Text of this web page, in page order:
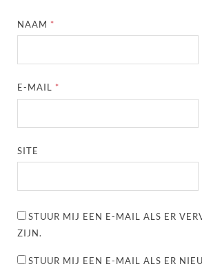
NAAM *
E-MAIL *
SITE
STUUR MIJ EEN E-MAIL ALS ER
ZIJN.
STUUR MIJ EEN E-MAIL ALS ER